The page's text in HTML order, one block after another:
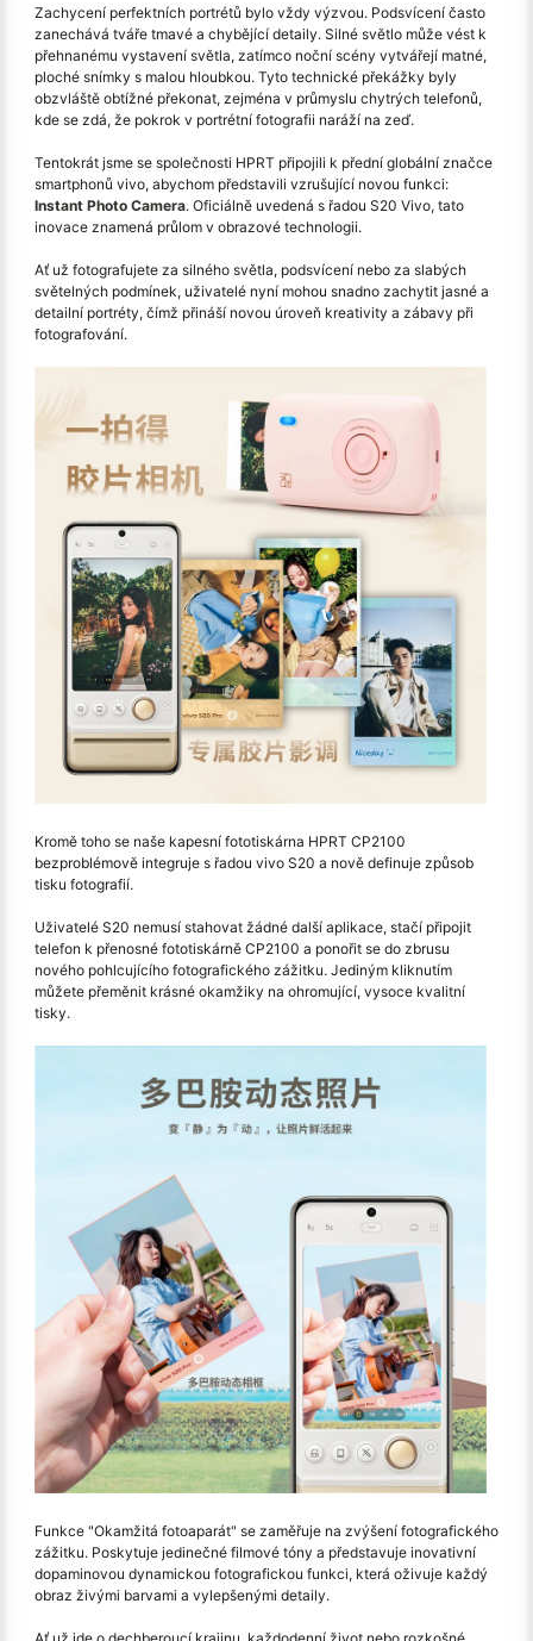
Zachycení perfektních portrétů bylo vždy výzvou. Podsvícení často
zanechává tváře tmavé a chybějící detaily. Silné světlo může vést k
přehnanému vystavení světla, zatímco noční scény vytvářejí matné,
ploché snímky s malou hloubkou. Tyto technické překážky byly
obzvláště obtížné překonat, zejména v průmyslu chytrých telefonů,
kde se zdá, že pokrok v portrétní fotografii naráží na zeď.
Tentokrát jsme se společnosti HPRT připojili k přední globální značce
smartphonů vivo, abychom představili vzrušující novou funkci:
Instant Photo Camera. Oficiálně uvedená s řadou S20 Vivo, tato
inovace znamená průlom v obrazové technologii.
Ať už fotografujete za silného světla, podsvícení nebo za slabých
světelných podmínek, uživatelé nyní mohou snadno zachytit jasné a
detailní portréty, čímž přináší novou úroveň kreativity a zábavy při
fotografování.
Kromě toho se naše kapesní fototiskárna HPRT CP2100
bezproblémově integruje s řadou vivo S20 a nově definuje způsob
tisku fotografií.
Uživatelé S20 nemusí stahovat žádné další aplikace, stačí připojit
telefon k přenosné fototiskárně CP2100 a ponořit se do zbrusu
nového pohlcujícího fotografického zážitku. Jediným kliknutím
můžete přeměnit krásné okamžiky na ohromující, vysoce kvalitní
tisky.
Funkce "Okamžitá fotoaparát" se zaměřuje na zvýšení fotografického
zážitku. Poskytuje jedinečné filmové tóny a představuje inovativní
dopaminovou dynamickou fotografickou funkci, která oživuje každý
obraz živými barvami a vylepšenými detaily.